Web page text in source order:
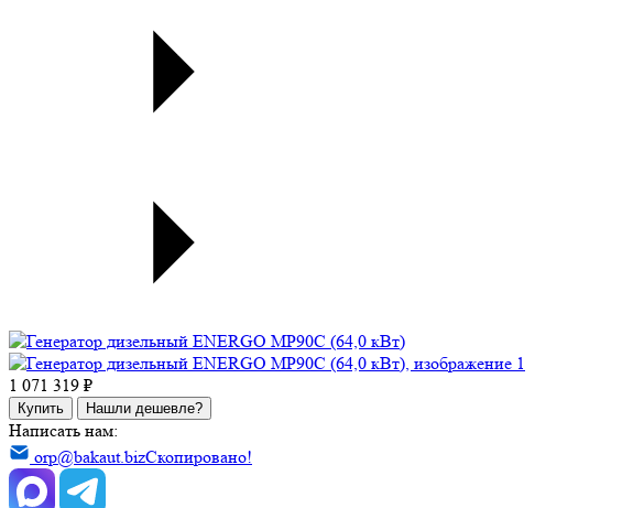
1 071 319 ₽
Купить Нашли дешевле?
Написать нам:
orp@bakaut.bizСкопировано!